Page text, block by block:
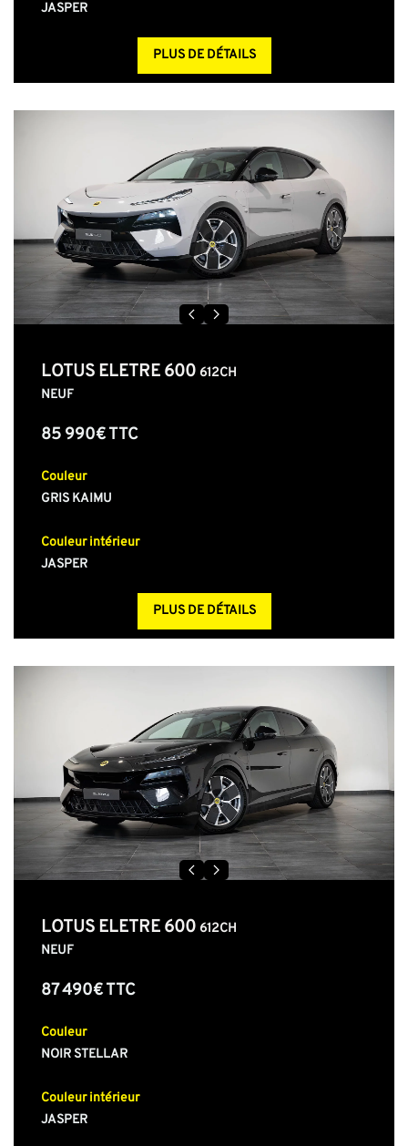
JASPER
PLUS DE DÉTAILS
LOTUS ELETRE 600 612CH
NEUF
85 990€ TTC
Couleur
GRIS KAIMU
Couleur intérieur
JASPER
PLUS DE DÉTAILS
LOTUS ELETRE 600 612CH
NEUF
87 490€ TTC
Couleur
NOIR STELLAR
Couleur intérieur
JASPER